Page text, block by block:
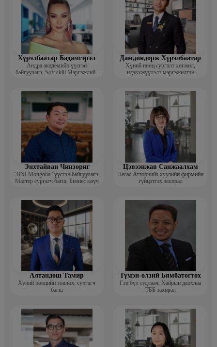
Хүрэлбаатар Бадамгэрэл
Андра академийн үүсгэн
байгуулагч, Soft skill Мэргэжлийн
Дамдиндорж Хүрэлбаатар
Хүний нөөц сургалт хөгжил,
идэвхжүүлэлт мэргэжилтэн
Энхтайван Чинзориг
“BNI Mongolia” үүсгэн байгуулагч,
Мастер сургагч багш, Бизнес көүч
Цэвээнжав Санжаалхам
Легас Атторнийз хуулийн фирмийн
гүйцэтгэх захирал
Алтандөш Тамир
Хүний нөөцийн зөвлөх, сургагч
багш
Түмэн-өлзий Бямбатогтох
Гэр бүл судлаач, Хайрын дархлаа
ТББ захирал